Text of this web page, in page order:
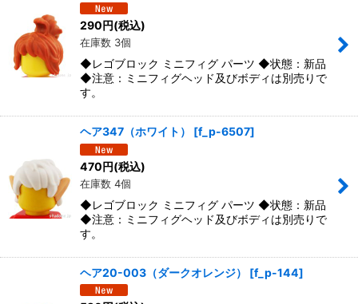
290円(税込)
在庫数 3個
◆レゴブロック ミニフィグ パーツ ◆状態：新品
◆注意：ミニフィグヘッド及びボディは別売りで
す。
ヘア347（ホワイト） [f_p-6507]
470円(税込)
在庫数 4個
◆レゴブロック ミニフィグ パーツ ◆状態：新品
◆注意：ミニフィグヘッド及びボディは別売りで
す。
ヘア20-003（ダークオレンジ） [f_p-144]